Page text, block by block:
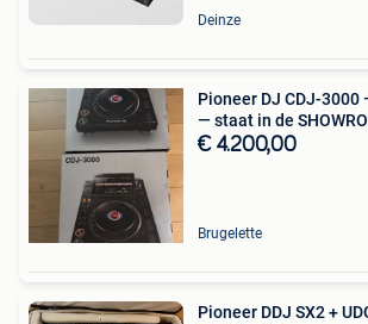
Deinze
Pioneer DJ CDJ-
— staat in de
€ 4.200,00
Brugelette
Pioneer DDJ SX2 +